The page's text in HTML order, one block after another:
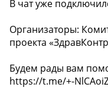
В чат уже
Организаторы:
проекта
Будем рады вам
https://t.me/+-